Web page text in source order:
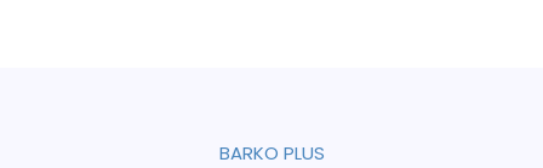
BARKO PLUS